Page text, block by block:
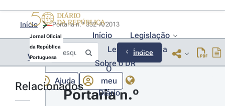
Jornal Oficial
da República
Portuguesa
Início
Legislação
Lexionário
Lia
Sobre o DR
Ajuda
O
meu
Diário
Início
Voltar Índice
Relacionados
Portaria n.º